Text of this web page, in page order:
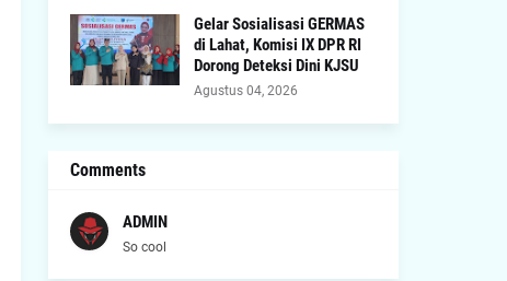
Gelar Sosialisasi GERMAS
di Lahat, Komisi IX DPR RI
Dorong Deteksi Dini KJSU
Agustus 04, 2026
Comments
ADMIN
So cool